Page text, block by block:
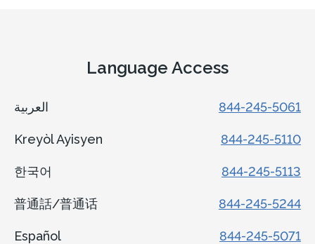
Language Access
844-245-5061
Kreyòl Ayisyen 844-245-5110
한국어 844-245-5113
普通話/普通话 844-245-5244
Español 844-245-5071